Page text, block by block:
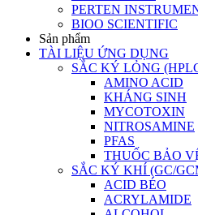
PERTEN
BIOO SCIENTIFIC
Sản phẩm
TÀI LIỆU ỨNG DỤNG
SẮC KÝ LỎNG
AMINO ACID
KHÁNG SINH
MYCOTOXIN
NITROSAMINE
PFAS
THUỐC BẢO
SẮC KÝ KHÍ (GC/
ACID BÉO
ACRYLAMIDE